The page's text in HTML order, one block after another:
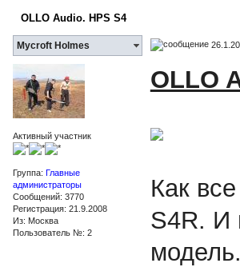
OLLO Audio. HPS S4
Mycroft Holmes
Активный участник
Группа: Главные
администраторы
Сообщений: 3770
Регистрация: 21.9.2008
Из: Москва
Пользователь №: 2
OLLO
Как
S4R. И